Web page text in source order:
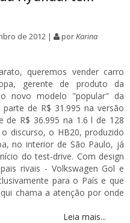
de 2012 | porKarina
queremos vender carro
gerente de produto da
novo modelo "popular" da
de R$ 31.995 na versão
de R$ 36.995 na 1.6 l de 128
discurso, o HB20, produzido
no interior de São Paulo, já
do test-drive. Com design
rivais - Volkswagen Gol e
para o País e que
chama a atenção por onde
Leia mais...